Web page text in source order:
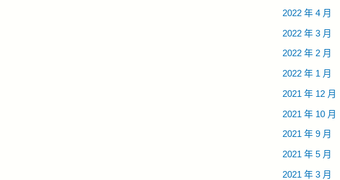
2022 年 4 月
2022 年 3 月
2022 年 2 月
2022 年 1 月
2021 年 12 月
2021 年 10 月
2021 年 9 月
2021 年 5 月
2021 年 3 月